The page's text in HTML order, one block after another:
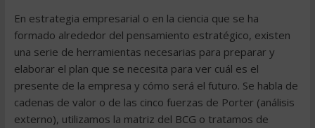
En estrategia empresarial o en la ciencia que se ha
formado alrededor del pensamiento estratégico, existen
una serie de herramientas necesarias para preparar y
elaborar el plan que se necesita para ver cuál es el
presente de la empresa y cómo será el futuro. Se habla de
cadenas de valor o de las cinco fuerzas de Porter (análisis
externo), utilizamos la matriz del BCG o tratamos de